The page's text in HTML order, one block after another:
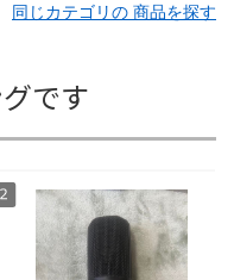
同じカテゴリの 商品を探す
です